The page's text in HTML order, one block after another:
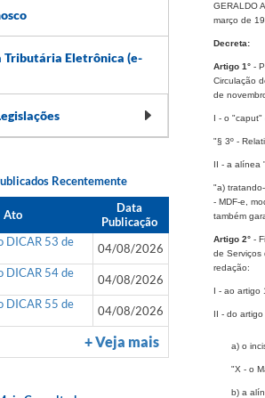
Tributária Eletrônica (e-
Recentemente
Ato
Data
Publicação
DICAR 53 de
04/08/2026
DICAR 54 de
04/08/2026
DICAR 55 de
04/08/2026
+ Veja mais
GERALDO
março de
Decreta:
Artigo 1° -
Circulação
de
I - o "caput"
"§ 3º -
II - a alínea
"a)
- MDF-e,
também
Artigo 2° -
de Serviços
redação:
I - ao artigo
II - do artigo
a) o
"X - o
b) a